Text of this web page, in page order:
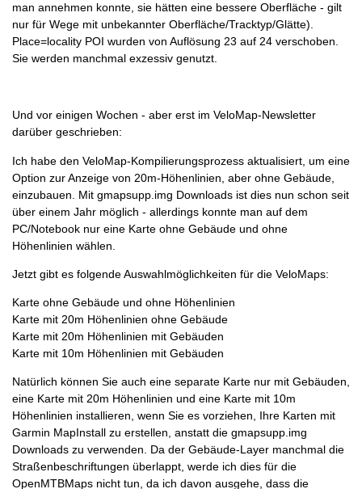
man annehmen konnte, sie hätten eine bessere Oberfläche - gilt
nur für Wege mit unbekannter Oberfläche/Tracktyp/Glätte).
Place=locality POI wurden von Auflösung 23 auf 24 verschoben.
Sie werden manchmal exzessiv genutzt.
Und vor einigen Wochen - aber erst im VeloMap-Newsletter
darüber geschrieben:
Ich habe den VeloMap-Kompilierungsprozess aktualisiert, um eine
Option zur Anzeige von 20m-Höhenlinien, aber ohne Gebäude,
einzubauen. Mit gmapsupp.img Downloads ist dies nun schon seit
über einem Jahr möglich - allerdings konnte man auf dem
PC/Notebook nur eine Karte ohne Gebäude und ohne
Höhenlinien wählen.
Jetzt gibt es folgende Auswahlmöglichkeiten für die VeloMaps:
Karte ohne Gebäude und ohne Höhenlinien
Karte mit 20m Höhenlinien ohne Gebäude
Karte mit 20m Höhenlinien mit Gebäuden
Karte mit 10m Höhenlinien mit Gebäuden
Natürlich können Sie auch eine separate Karte nur mit Gebäuden,
eine Karte mit 20m Höhenlinien und eine Karte mit 10m
Höhenlinien installieren, wenn Sie es vorziehen, Ihre Karten mit
Garmin MapInstall zu erstellen, anstatt die gmapsupp.img
Downloads zu verwenden. Da der Gebäude-Layer manchmal die
Straßenbeschriftungen überlappt, werde ich dies für die
OpenMTBMaps nicht tun, da ich davon ausgehe, dass die